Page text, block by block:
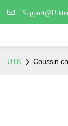
UTK Coussin